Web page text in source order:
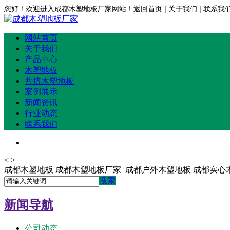
您好！欢迎进入成都木塑地板厂家网站！ 返回首页 | 关于我们 | 联系我
网站首页
关于我们
产品中心
木塑地板
共挤木塑地板
案例展示
新闻资讯
行业动态
联系我们
< >
成都木塑地板 成都木塑地板厂家 成都户外木塑地板 成都实心
搜索
新闻导航